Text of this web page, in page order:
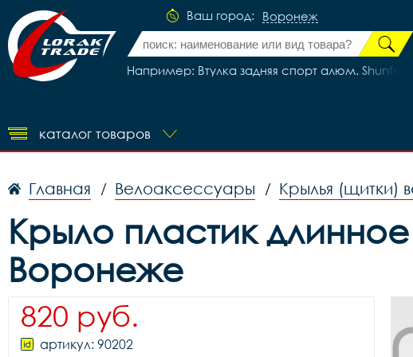
Ваш город: Воронеж
Например: Втулка задняя спорт алюм.
каталог товаров
Главная / Велоаксессуары / Крылья (щитки)
Крыло пластик длинное
Воронеже
820 руб.
артикул: 90202